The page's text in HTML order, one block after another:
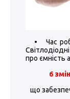
• Час
про ємність
6
що